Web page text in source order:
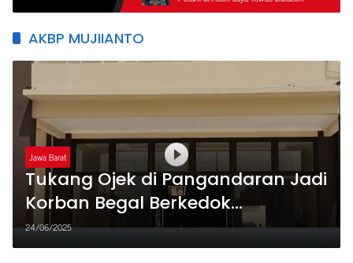
AKBP MUJIIANTO
Jawa Barat
Tukang Ojek di Pangandaran Jadi
Korban Begal Berkedok
Penumpang, Polisi Berhasil
Meringkus Pelaku
24/06/2025